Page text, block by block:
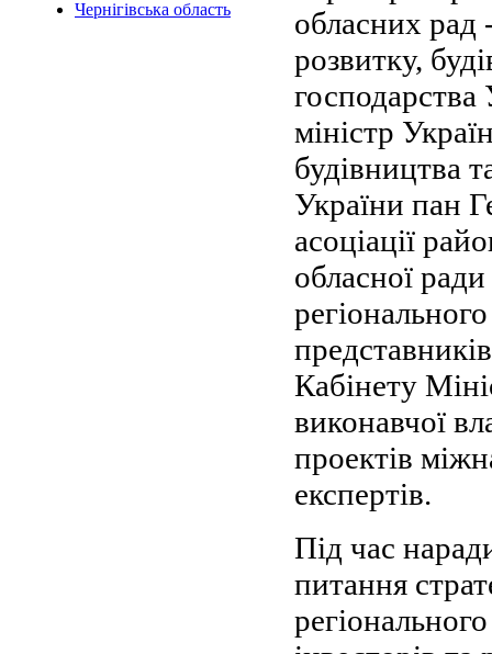
Чернігівська область
обласних рад
розвитку,
господарства
міністр
будівництва
України пан
асоціації
обласної
Кабінету
виконавчої
проектів
експертів.
Під час
питання